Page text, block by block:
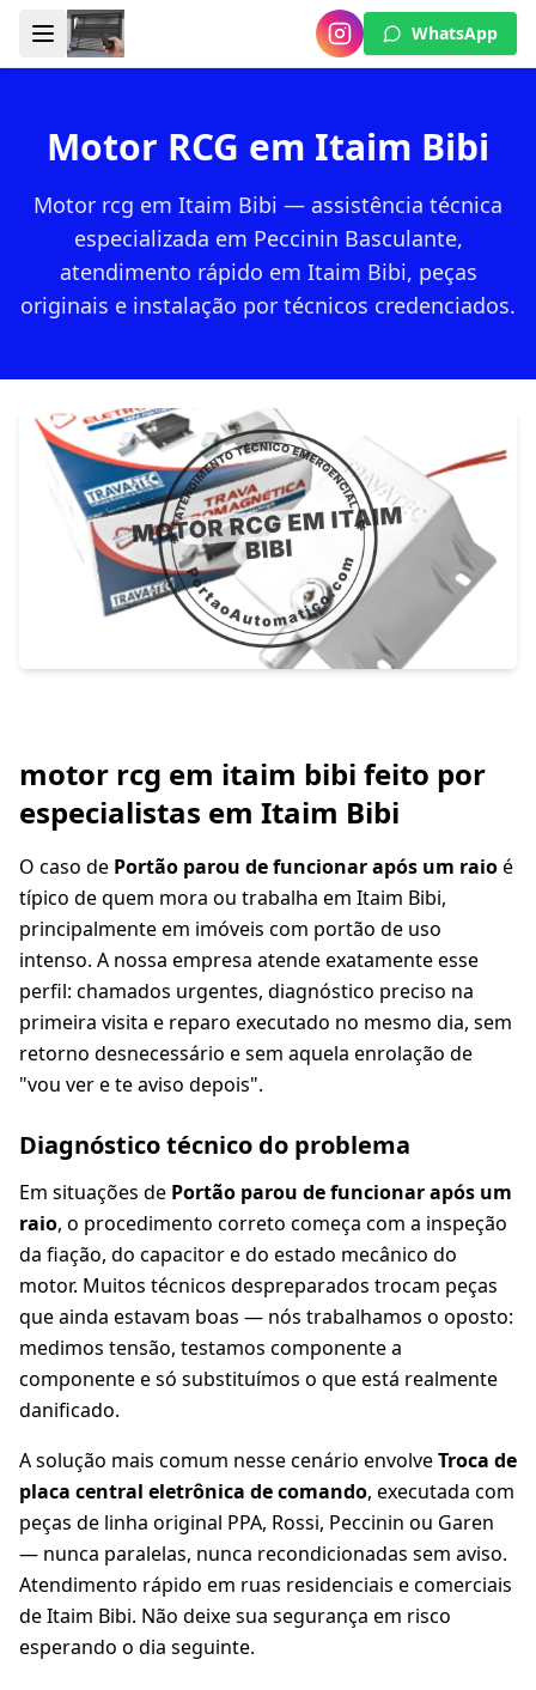
WhatsApp
Motor RCG em Itaim Bibi
Motor rcg em Itaim Bibi — assistência técnica
especializada em Peccinin Basculante,
atendimento rápido em Itaim Bibi, peças
originais e instalação por técnicos credenciados.
motor rcg em itaim bibi feito por
especialistas em Itaim Bibi
O caso de Portão parou de funcionar após um raioé
típico de quem mora ou trabalha em Itaim Bibi,
principalmente em imóveis com portão de uso
intenso. A nossa empresa atende exatamente esse
perfil: chamados urgentes, diagnóstico preciso na
primeira visita e reparo executado no mesmo dia, sem
retorno desnecessário e sem aquela enrolação de
"vou ver e te aviso depois".
Diagnóstico técnico do problema
Em situações de Portão parou de funcionar após um
raio, o procedimento correto começa com a inspeção
da fiação, do capacitor e do estado mecânico do
motor. Muitos técnicos despreparados trocam peças
que ainda estavam boas — nós trabalhamos o oposto:
medimos tensão, testamos componente a
componente e só substituímos o que está realmente
danificado.
A solução mais comum nesse cenário envolveTroca de
placa central eletrônica de comando, executada com
peças de linha original PPA, Rossi, Peccinin ou Garen
— nunca paralelas, nunca recondicionadas sem aviso.
Atendimento rápido em ruas residenciais e comerciais
de Itaim Bibi. Não deixe sua segurança em risco
esperando o dia seguinte.